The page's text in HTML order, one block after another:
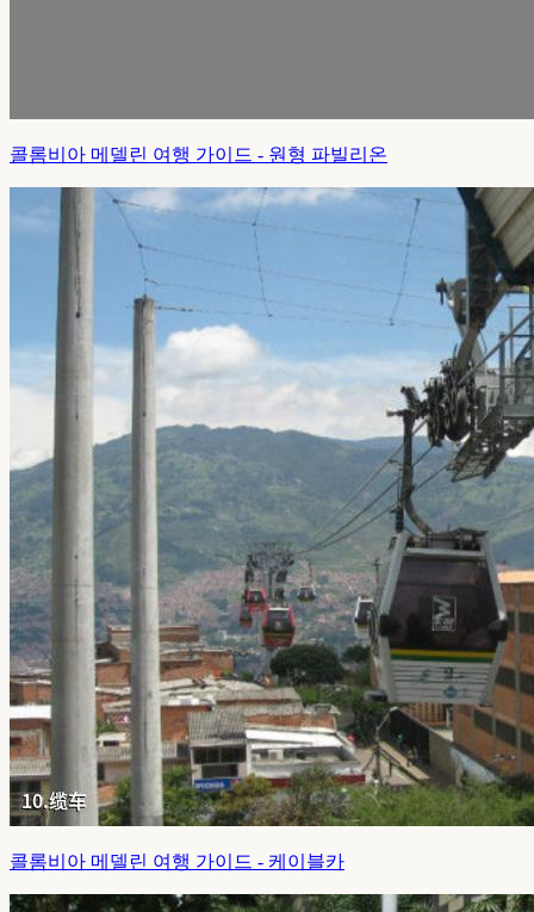
콜롬비아 메델린 여행 가이드 - 원형 파빌리온
콜롬비아 메델린 여행 가이드 - 케이블카